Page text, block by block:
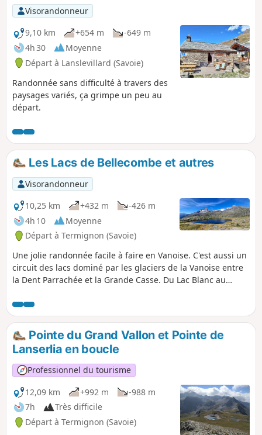
Visorandonneur
9,10 km
+654 m
-649 m
4h 30
Moyenne
Départ à Lanslevillard (Savoie)
Randonnée sans difficulté à travers des
paysages variés, ça grimpe un peu au
départ.
Les Lacs de Bellecombe et autres
Visorandonneur
10,25 km
+432 m
-426 m
4h 10
Moyenne
Départ à Termignon (Savoie)
Une jolie randonnée facile à faire en Vanoise. C'est aussi un
circuit des lacs dominé par les glaciers de la Vanoise entre
la Dent Parrachée et la Grande Casse. Du Lac Blanc au
Pointe du Grand Vallon et Pointe de
Lanserlia en boucle
Professionnel du tourisme
12,09 km
+992 m
-988 m
7h
Très difficile
Départ à Termignon (Savoie)